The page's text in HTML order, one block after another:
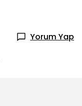
Yorum Yap